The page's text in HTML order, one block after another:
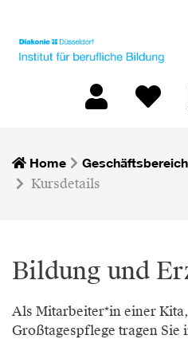
Home
Kursdetails
Bildung und
Als Mitarbeiter*in einer
Großtagespflege tragen